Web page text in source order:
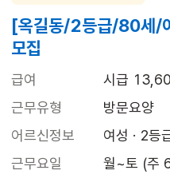
[옥길동/2등급/80세/
모집
급여
시급
근무유형
방문요양
어르신정보
여성 · 2등
근무요일
월~토 (주